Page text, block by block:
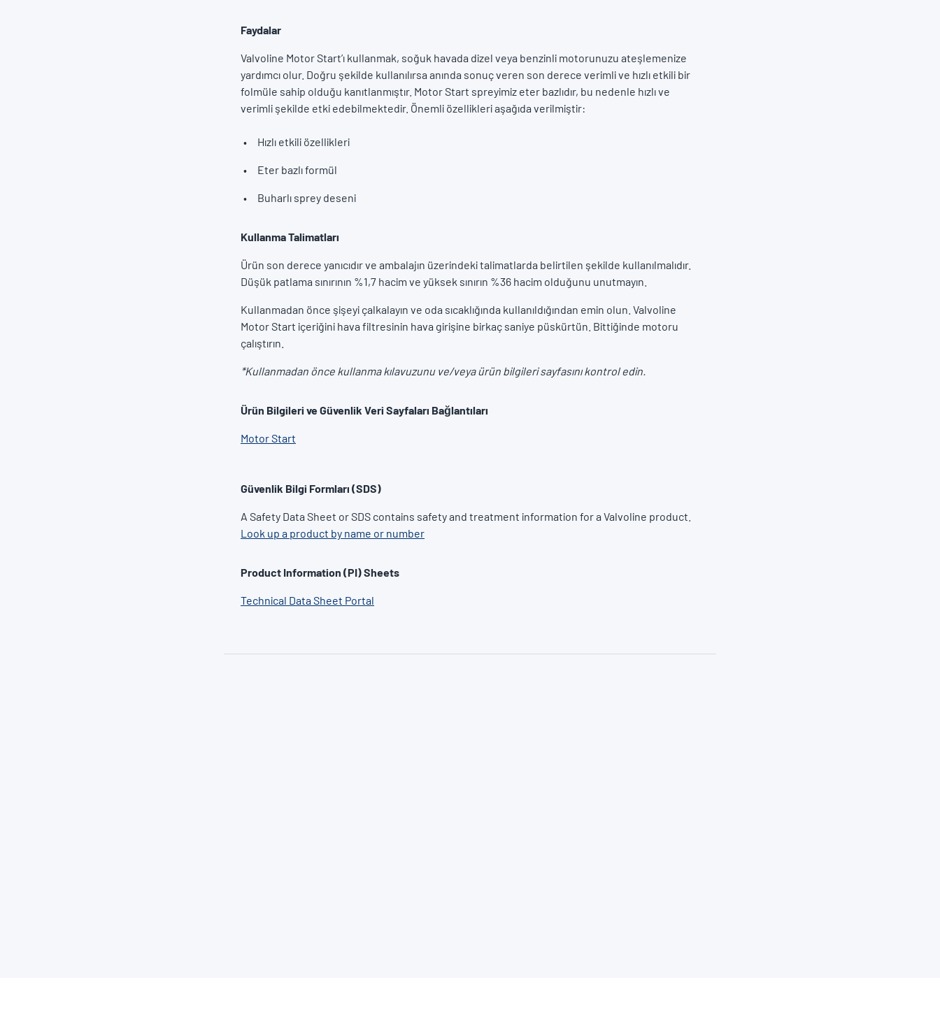
Faydalar
Valvoline Motor Start’ı kullanmak, soğuk havada dizel veya benzinli motorunuzu ateşlemenize
yardımcı olur. Doğru şekilde kullanılırsa anında sonuç veren son derece verimli ve hızlı etkili bir
folmüle sahip olduğu kanıtlanmıştır. Motor Start spreyimiz eter bazlıdır, bu nedenle hızlı ve
verimli şekilde etki edebilmektedir. Önemli özellikleri aşağıda verilmiştir:
Hızlı etkili özellikleri
Eter bazlı formül
Buharlı sprey deseni
Kullanma Talimatları
Ürün son derece yanıcıdır ve ambalajın üzerindeki talimatlarda belirtilen şekilde kullanılmalıdır.
Düşük patlama sınırının %1,7 hacim ve yüksek sınırın %36 hacim olduğunu unutmayın.
Kullanmadan önce şişeyi çalkalayın ve oda sıcaklığında kullanıldığından emin olun. Valvoline
Motor Start içeriğini hava filtresinin hava girişine birkaç saniye püskürtün. Bittiğinde motoru
çalıştırın.
*Kullanmadan önce kullanma kılavuzunu ve/veya ürün bilgileri sayfasını kontrol edin.
Ürün Bilgileri ve Güvenlik Veri Sayfaları Bağlantıları
Motor Start
Güvenlik Bilgi Formları (SDS)
A Safety Data Sheet or SDS contains safety and treatment information for a Valvoline product.
Look up a product by name or number
Product Information (PI) Sheets
Technical Data Sheet Portal